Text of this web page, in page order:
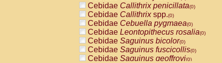
Cebidae Callithrix penicillata(0)
Cebidae Callithrixspp.(0)
Cebidae Cebuella pygmaea(0)
Cebidae Leontopithecus rosalia(0)
Cebidae Saguinus bicolor(0)
Cebidae Saguinus fuscicollis(0)
Cebidae Saguinus geoffroyi(0)